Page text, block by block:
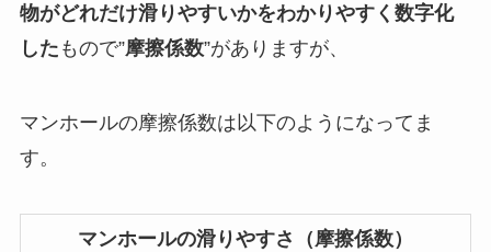
物がどれだけ滑りやすいかをわかりやすく数字化
した もので”摩擦係数”がありますが、
マンホールの摩擦係数は以下のようになってま
す。
マンホールの滑りやすさ（摩擦係数）